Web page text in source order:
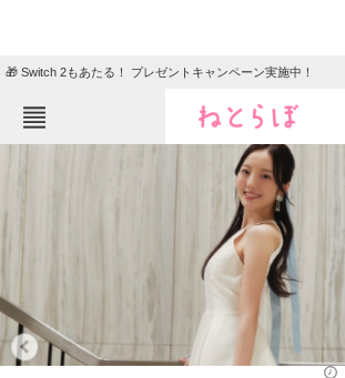
🎁 Switch 2もあたる！ プレゼントキャンペーン実施中！
ニュース
クイズ
地域
住まい 教育・育児
動物 リサーチ